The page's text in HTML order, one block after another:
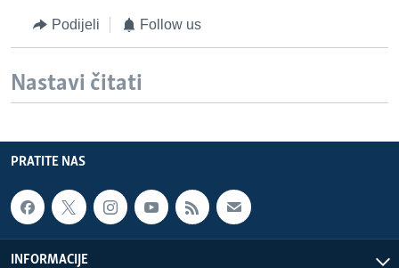
Podijeli Follow us
Nastavi čitati
PRATITE NAS
INFORMACIJE